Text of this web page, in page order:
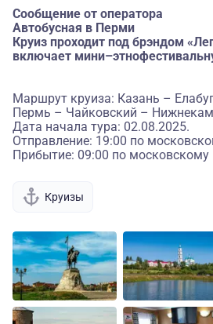
Сообщение от оператора
Автобусная в Перми
Круиз проходит под брэндом
включает
Маршрут круиза: Казань –
Пермь – Чайковский –
Дата начала тура: 02.08.2025.
Отправление: 19:00 по
Прибытие: 09:00 по московскому
Круизы